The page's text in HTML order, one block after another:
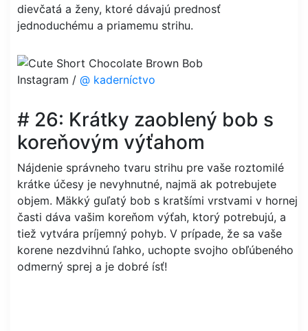
dievčatá a ženy, ktoré dávajú prednosť
jednoduchému a priamemu strihu.
Instagram / @ kaderníctvo
# 26: Krátky zaoblený bob s
koreňovým výťahom
Nájdenie správneho tvaru strihu pre vaše roztomilé
krátke účesy je nevyhnutné, najmä ak potrebujete
objem. Mäkký guľatý bob s kratšími vrstvami v hornej
časti dáva vašim koreňom výťah, ktorý potrebujú, a
tiež vytvára príjemný pohyb. V prípade, že sa vaše
korene nezdvihnú ľahko, uchopte svojho obľúbeného
odmerný sprej a je dobré ísť!